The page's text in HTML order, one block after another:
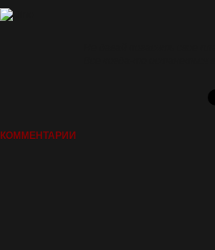
КОММЕНТАРИИ